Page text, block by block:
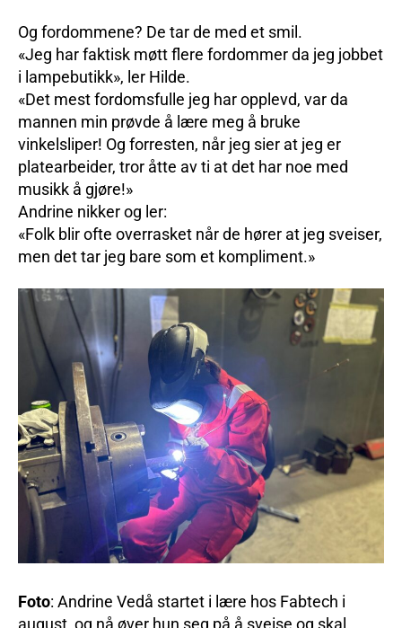
Og fordommene? De tar de med et smil.
«Jeg har faktisk møtt flere fordommer da jeg jobbet
i lampebutikk», ler Hilde.
«Det mest fordomsfulle jeg har opplevd, var da
mannen min prøvde å lære meg å bruke
vinkelsliper! Og forresten, når jeg sier at jeg er
platearbeider, tror åtte av ti at det har noe med
musikk å gjøre!»
Andrine nikker og ler:
«Folk blir ofte overrasket når de hører at jeg sveiser,
men det tar jeg bare som et kompliment.»
Foto: Andrine Vedå startet i lære hos Fabtech i
august, og nå øver hun seg på å sveise og skal